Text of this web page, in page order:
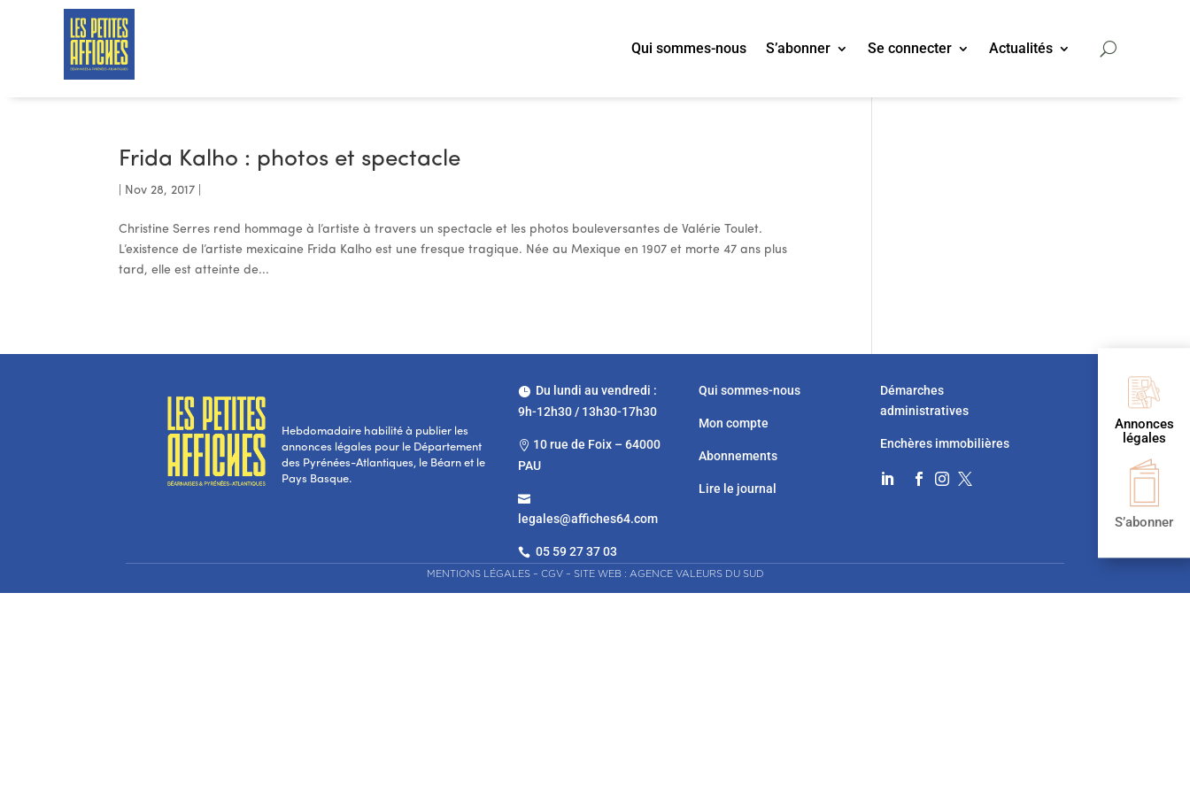
Qui sommes-nous S’abonner Se connecter Actualités
Annonces
légales
S’abonner
Frida Kalho : photos et spectacle
Nov 28, 2017
Christine Serres rend hommage à l’artiste à travers un spectacle et les photos bouleversantes de Valérie Toulet.
L’existence de l’artiste mexicaine Frida Kalho est une fresque tragique. Née au Mexique en 1907 et morte 47 ans plus
tard, elle est atteinte de...
Hebdomadaire habilité à publier les
annonces légales pour le Département
des Pyrénées-Atlantiques, le Béarn et le
Pays Basque.
Du lundi au vendredi :
9h-12h30 / 13h30-17h30
 10 rue de Foix – 64000
PAU

legales@affiches64.com
 05 59 27 37 03
Qui sommes-nous
Mon compte
Abonnements
Lire le journal
Démarches
administratives
Enchères immobilières
   
MENTIONS LÉGALES– CGV– SITE WEB : AGENCE VALEURS DU SUD